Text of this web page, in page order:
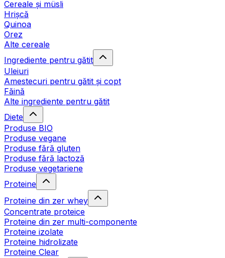
Cereale și müsli
Hrișcă
Quinoa
Orez
Alte cereale
Ingrediente pentru gătit
Uleiuri
Amestecuri pentru gătit și copt
Făină
Alte ingrediente pentru gătit
Diete
Produse BIO
Produse vegane
Produse fără gluten
Produse fără lactoză
Produse vegetariene
Proteine
Proteine din zer whey
Concentrate proteice
Proteine din zer multi-componente
Proteine izolate
Proteine hidrolizate
Proteine Clear